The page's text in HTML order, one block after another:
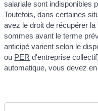
salariale sont indisponibles
Toutefois, dans certaines
avez le droit de récupérer
sommes avant le terme
anticipé varient selon le
ou PER d'entreprise
automatique, vous devez